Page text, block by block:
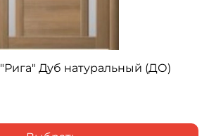
ДВЕРИ ALBERO "Рига" Дуб натуральный (ДО)